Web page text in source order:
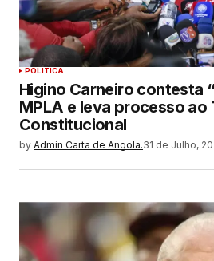
POLITICA
Higino Carneiro contesta
MPLA e leva processo ao
Constitucional
by Admin Carta de Angola.31 de Julho,